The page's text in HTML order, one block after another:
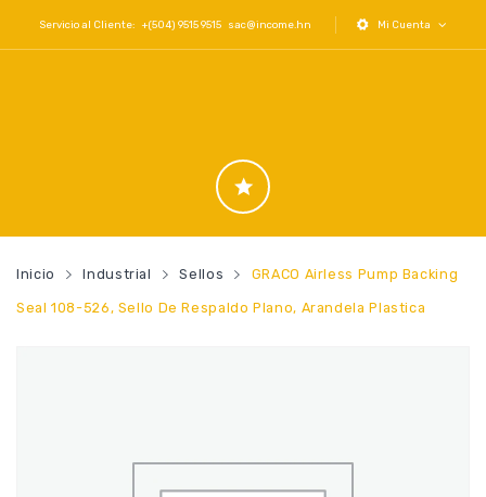
Servicio al Cliente: +(504) 9515 9515 sac@income.hn Mi Cuenta
Inicio Industrial Sellos GRACO Airless Pump Backing
Seal 108-526, Sello De Respaldo Plano, Arandela Plastica